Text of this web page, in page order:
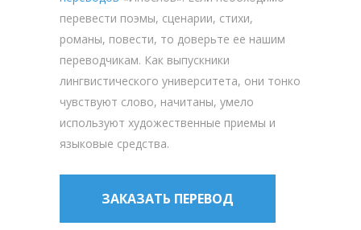
перевести поэмы, сценарии, стихи,
романы, повести, то доверьте ее нашим
переводчикам. Как выпускники
лингвистического университета, они тонко
чувствуют слово, начитаны, умело
используют художественные приемы и
языковые средства.
ЗАКАЗАТЬ ПЕРЕВОД